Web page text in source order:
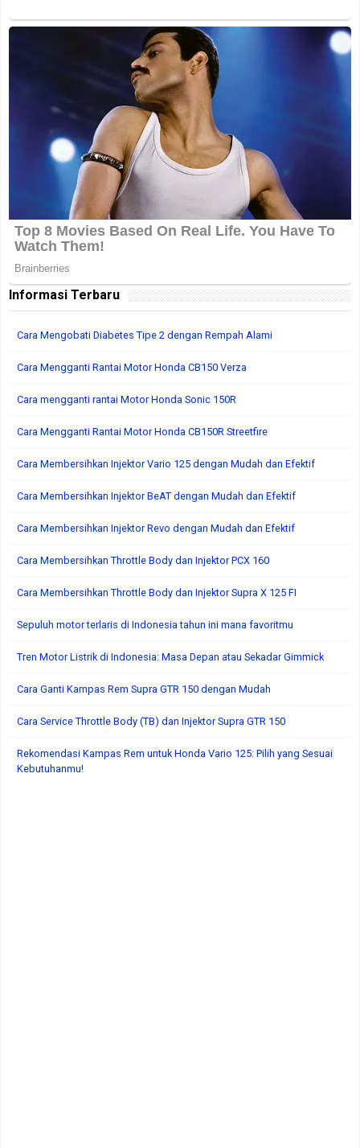
Informasi Terbaru
Cara Mengobati Diabetes Tipe 2 dengan Rempah Alami
Cara Mengganti Rantai Motor Honda CB150 Verza
Cara mengganti rantai Motor Honda Sonic 150R
Cara Mengganti Rantai Motor Honda CB150R Streetfire
Cara Membersihkan Injektor Vario 125 dengan Mudah dan Efektif
Cara Membersihkan Injektor BeAT dengan Mudah dan Efektif
Cara Membersihkan Injektor Revo dengan Mudah dan Efektif
Cara Membersihkan Throttle Body dan Injektor PCX 160
Cara Membersihkan Throttle Body dan Injektor Supra X 125 FI
Sepuluh motor terlaris di Indonesia tahun ini mana favoritmu
Tren Motor Listrik di Indonesia: Masa Depan atau Sekadar Gimmick
Cara Ganti Kampas Rem Supra GTR 150 dengan Mudah
Cara Service Throttle Body (TB) dan Injektor Supra GTR 150
Rekomendasi Kampas Rem untuk Honda Vario 125: Pilih yang Sesuai
Kebutuhanmu!